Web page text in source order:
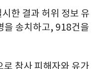
한 결과 허위 정보 유
을 송치하고, 918건을
참사 피해자와 유가